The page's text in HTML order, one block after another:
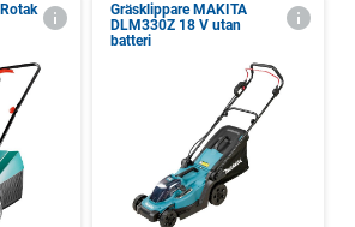
Gräsklippare MAKITA
DLM330Z 18 V utan
batteri